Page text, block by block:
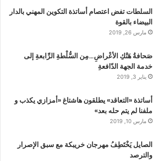
السلطات تفض اعتصام أساتذة التكوين المهني بالدار
البيضاء بالقوة
مارس 26, 2019
صَحافةُ هَتْكِ الأعْراضِ…مِن السُّلْطةِ الرِّابعةِ إلى
خدمة الجهة الدّافعةِ
يناير 3, 2019
أساتذة «التعاقد» يطلقون هاشتاغ «أمزازي يكذب و
ملفنا لم يتم حله بعد»
مارس 10, 2019
الصايل يَخْتَطِفُ مهرجان خريبكة مع سبق الإصرار
والترصد